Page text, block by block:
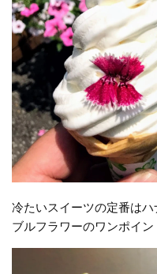
冷たいスイーツの定番は
ブルフラワーのワンポイ